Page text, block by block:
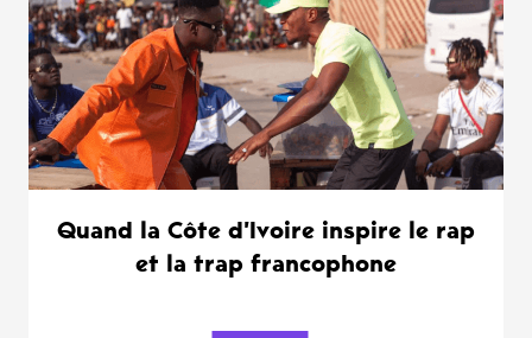
Quand la Côte d’Ivoire inspire le rap
et la trap francophone